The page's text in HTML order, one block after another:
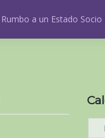
Rumbo a un Estado Socio